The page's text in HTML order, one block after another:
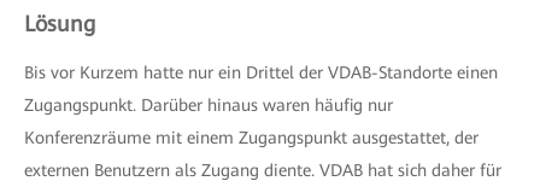
Lösung
Bis vor Kurzem hatte nur ein Drittel der VDAB-Standorte einen
Zugangspunkt. Darüber hinaus waren häufig nur
Konferenzräume mit einem Zugangspunkt ausgestattet, der
externen Benutzern als Zugang diente. VDAB hat sich daher für